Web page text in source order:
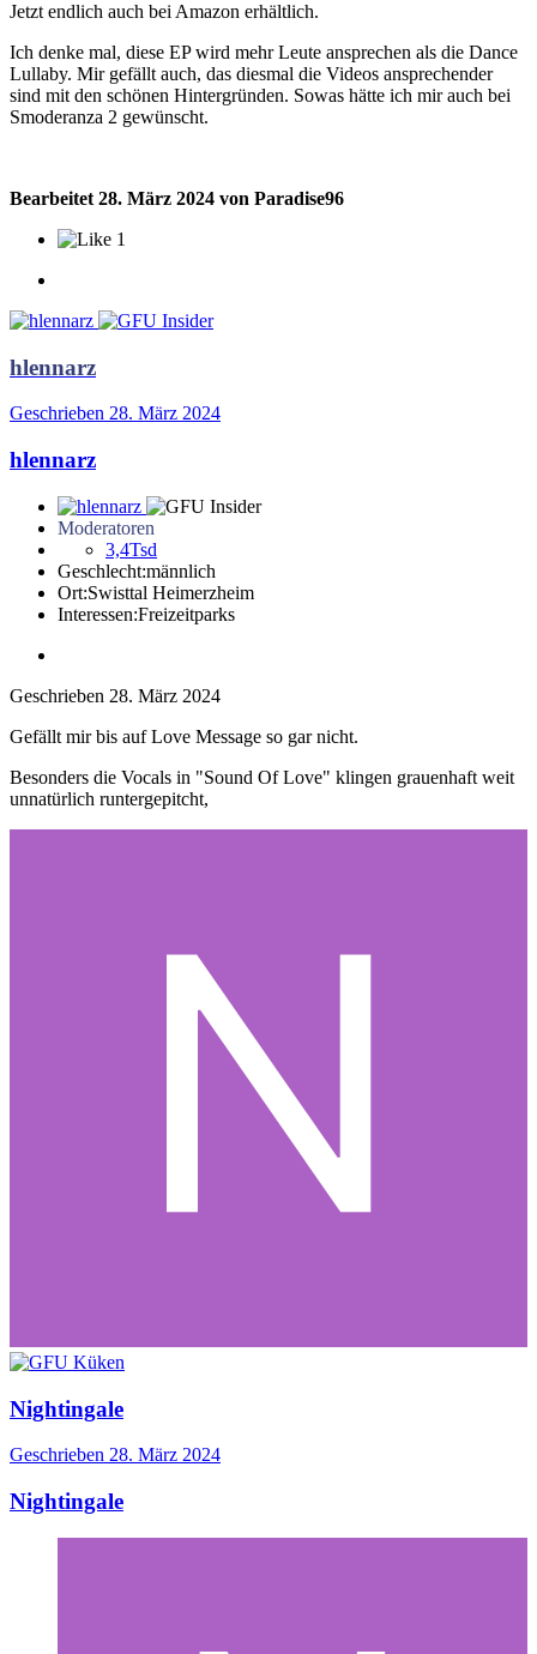
Jetzt endlich auch bei Amazon erhältlich.
Ich denke mal, diese EP wird mehr Leute ansprechen als die Dance
Lullaby. Mir gefällt auch, das diesmal die Videos ansprechender
sind mit den schönen Hintergründen. Sowas hätte ich mir auch bei
Smoderanza 2 gewünscht.
Bearbeitet 28. März 2024 von Paradise96
1
hlennarz
Geschrieben 28. März 2024
hlennarz
Moderatoren
3,4Tsd
Geschlecht:männlich
Ort:Swisttal Heimerzheim
Interessen:Freizeitparks
Geschrieben 28. März 2024
Gefällt mir bis auf Love Message so gar nicht.
Besonders die Vocals in "Sound Of Love" klingen grauenhaft weit
unnatürlich runtergepitcht,
Nightingale
Geschrieben 28. März 2024
Nightingale